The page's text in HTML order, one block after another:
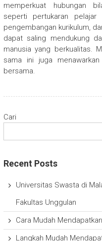
memperkuat hubungan
seperti pertukaran
pengembangan kurikulum,
dapat saling mendukung
manusia yang berkualitas.
sama ini juga
bersama.
Cari
Recent Posts
Universitas Swasta di
Fakultas Unggulan
Cara Mudah
Langkah Mudah